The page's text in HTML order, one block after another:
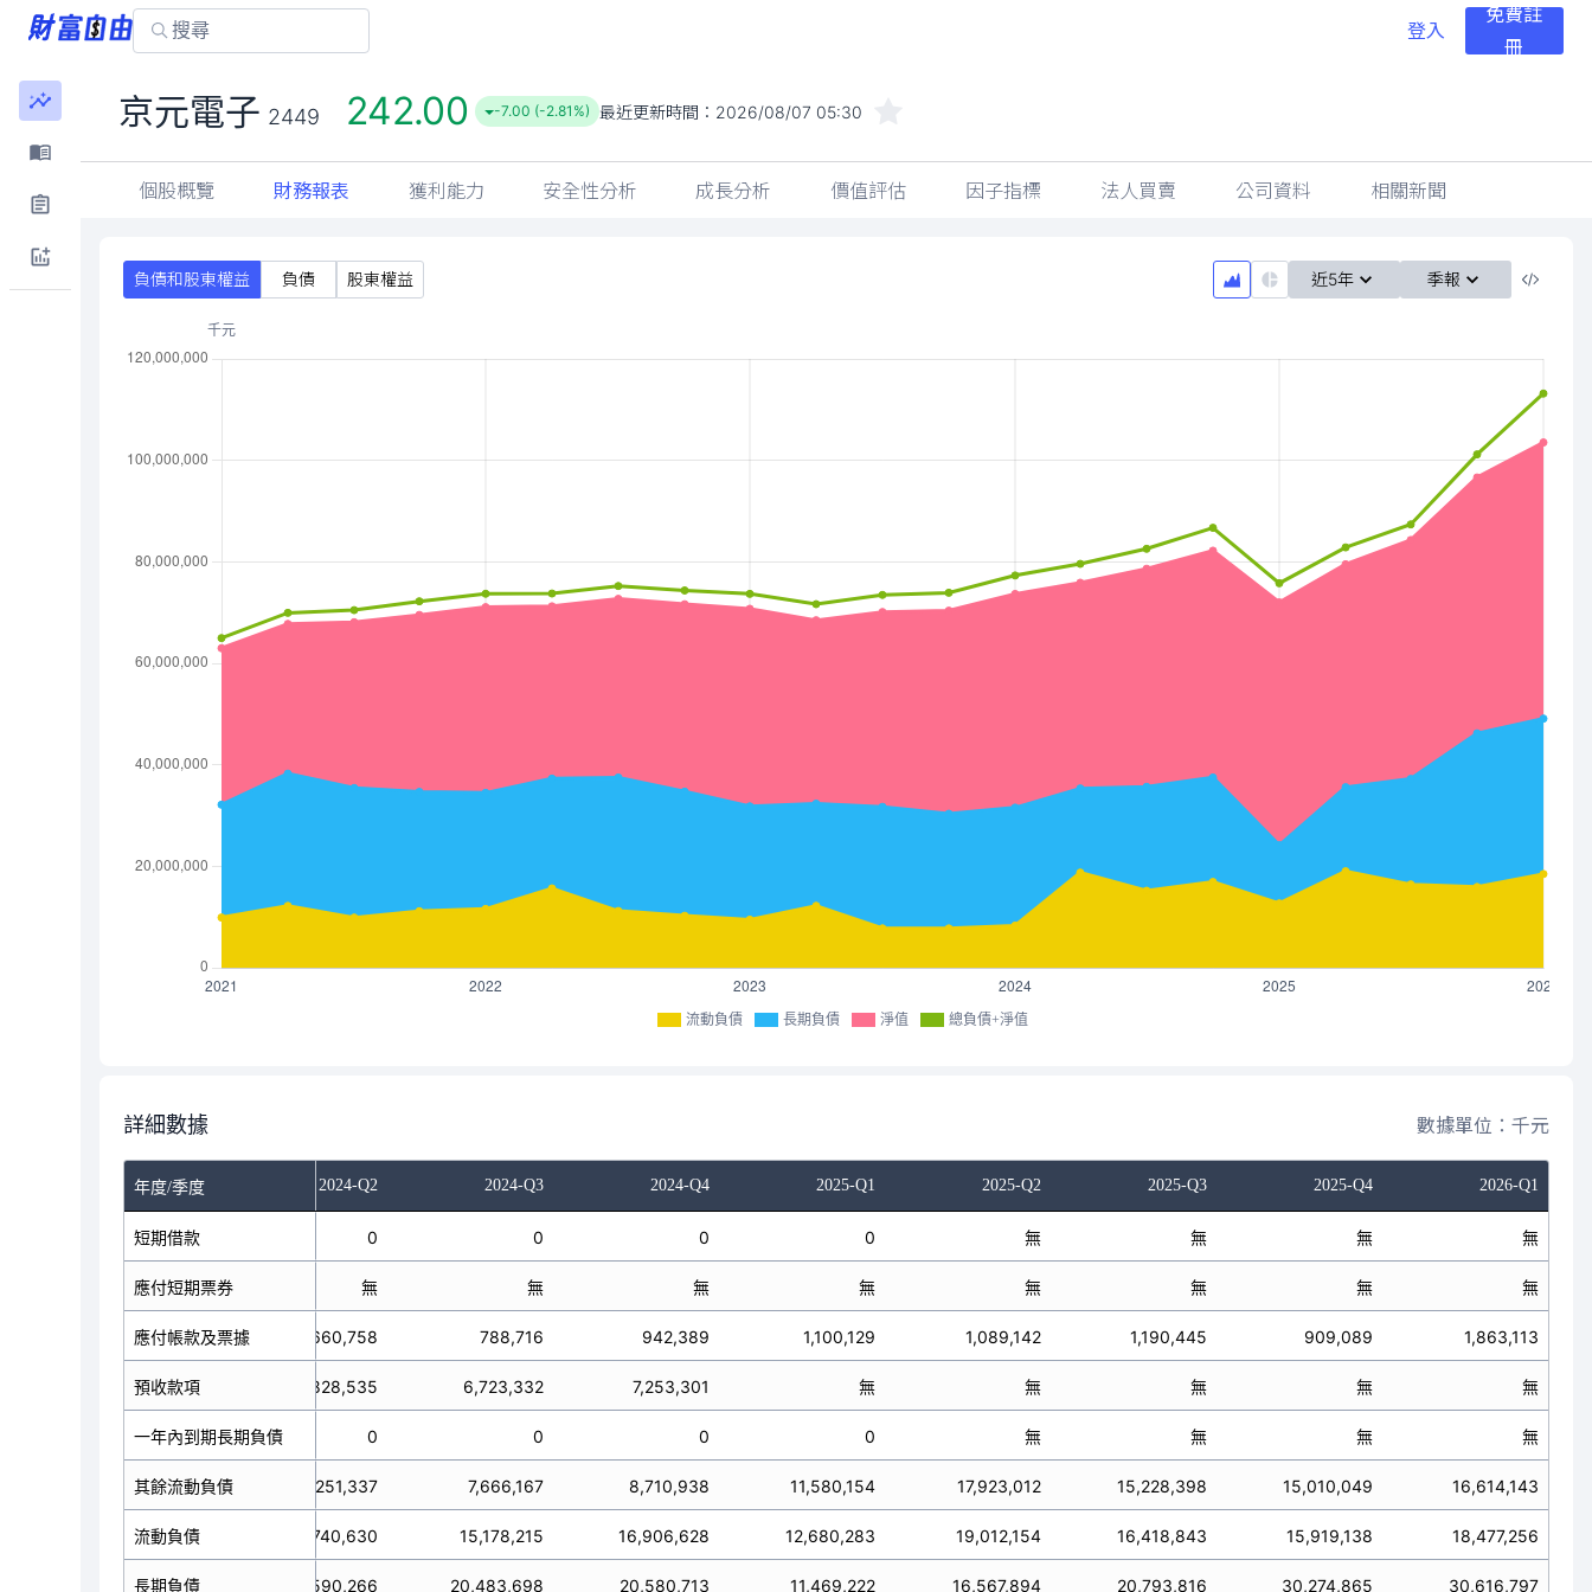
登入
免費註
冊
京元電子 2449 242.00 -7.00 (-2.81%) 最近更新時間： 2026/08/07 05:30
個股概覽 財務報表 獲利能力 安全性分析 成長分析 價值評估 因子指標 法人買賣 公司資料 相關新聞
負債和股東權益 負債 股東權益 近5年 季報
流動負債 長期負債 淨值 總負債+淨值
詳細數據 數據單位：千元
年度/季度
2024-Q1 2024-Q2 2024-Q3 2024-Q4 2025-Q1 2025-Q2 2025-Q3 2025-Q4 2026-Q1
短期借款
應付短期票券
應付帳款及票據
預收款項
一年內到期長期負債
其餘流動負債
流動負債
長期負債
196,851 0 0 0 0 無 無 無 無
無 無 無 無 無 無 無 無 無
928,005 660,758 788,716 942,389 1,100,129 1,089,142 1,190,445 909,089 1,863,113
無 6,828,535 6,723,332 7,253,301 無 無 無 無 無
604,500 0 0 0 0 無 無 無 無
6,572,061 11,251,337 7,666,167 8,710,938 11,580,154 17,923,012 15,228,398 15,010,049 16,614,143
8,301,417 18,740,630 15,178,215 16,906,628 12,680,283 19,012,154 16,418,843 15,919,138 18,477,256
23,249,562 16,590,266 20,483,698 20,580,713 11,469,222 16,567,894 20,793,816 30,274,865 30,616,797